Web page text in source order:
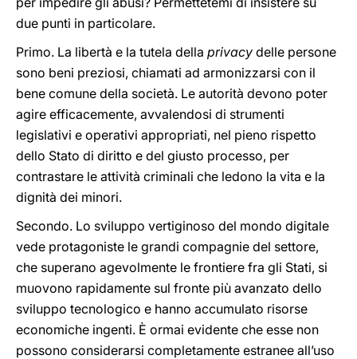
due punti in particolare.
Primo. La libertà e la tutela della privacy delle persone
sono beni preziosi, chiamati ad armonizzarsi con il
bene comune della società. Le autorità devono poter
agire efficacemente, avvalendosi di strumenti
legislativi e operativi appropriati, nel pieno rispetto
dello Stato di diritto e del giusto processo, per
contrastare le attività criminali che ledono la vita e la
dignità dei minori.
Secondo. Lo sviluppo vertiginoso del mondo digitale
vede protagoniste le grandi compagnie del settore,
che superano agevolmente le frontiere fra gli Stati, si
muovono rapidamente sul fronte più avanzato dello
sviluppo tecnologico e hanno accumulato risorse
economiche ingenti. È ormai evidente che esse non
possono considerarsi completamente estranee all’uso